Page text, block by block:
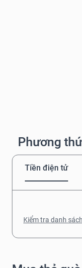
Phương
Tiền điện tử
Kiểm tra danh